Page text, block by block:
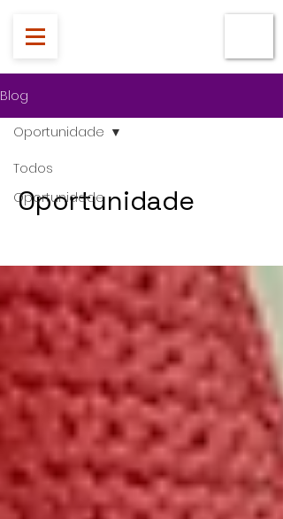
Blog
Todos
Oportunidade
Oportunidade
Oportunidade